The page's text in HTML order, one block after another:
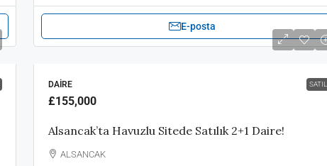
E-posta
DAIRE
£155,000
Alsancak’ta Havuzlu Sitede Satılık 2+1 Daire!
ALSANCAK